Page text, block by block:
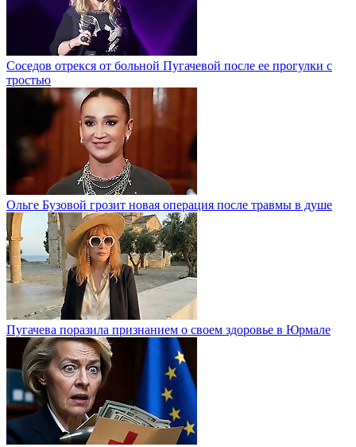
Соседов отрекся от больной Пугачевой после ее прогулки с
тростью
Ольге Бузовой грозит новая операция после травмы в душе
Пугачева поразила признанием о своем здоровье в Юрмале